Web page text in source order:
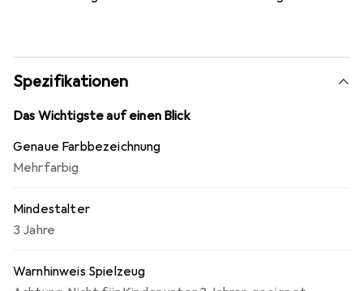
Spezifikationen
Das Wichtigste auf einen Blick
Genaue Farbbezeichnung
Mehrfarbig
Mindestalter
3 Jahre
Warnhinweis Spielzeug